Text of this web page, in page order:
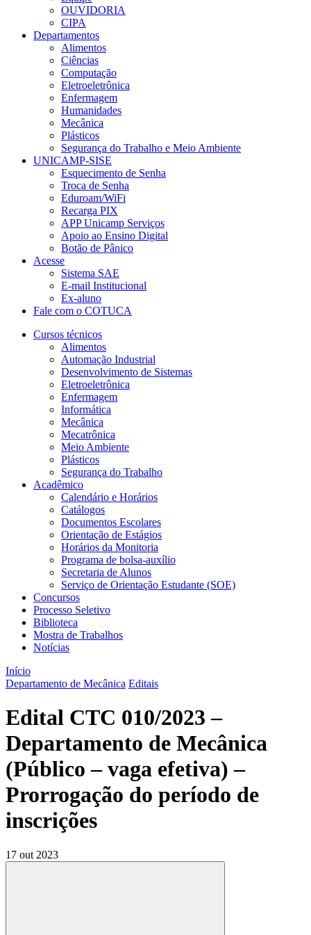
OUVIDORIA
CIPA
Departamentos
Alimentos
Ciências
Computação
Eletroeletrônica
Enfermagem
Humanidades
Mecânica
Plásticos
Segurança do Trabalho e Meio Ambiente
UNICAMP-SISE
Esquecimento de Senha
Troca de Senha
Eduroam/WiFi
Recarga PIX
APP Unicamp Serviços
Apoio ao Ensino Digital
Botão de Pânico
Acesse
Sistema SAE
E-mail Institucional
Ex-aluno
Fale com o COTUCA
Cursos técnicos
Alimentos
Automação Industrial
Desenvolvimento de Sistemas
Eletroeletrônica
Enfermagem
Informática
Mecânica
Mecatrônica
Meio Ambiente
Plásticos
Segurança do Trabalho
Acadêmico
Calendário e Horários
Catálogos
Documentos Escolares
Orientação de Estágios
Horários da Monitoria
Programa de bolsa-auxílio
Secretaria de Alunos
Serviço de Orientação Estudante (SOE)
Concursos
Processo Seletivo
Biblioteca
Mostra de Trabalhos
Notícias
Início
Departamento de Mecânica Editais
Edital CTC 010/2023 –
Departamento de Mecânica
(Público – vaga efetiva) –
Prorrogação do período de
inscrições
17 out 2023